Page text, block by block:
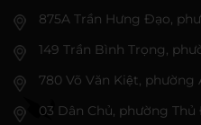
875A Trần Hưng Đạo,
149 Trần Bình Trọng,
780 Võ Văn Kiệt, phường
03 Dân Chủ, phường Thủ